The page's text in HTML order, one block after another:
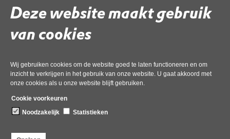
Deze website maakt gebruik
van cookies
Wij gebruiken cookies om de website goed te laten functioneren en om
inzicht te verkrijgen in het gebruik van onze website. U gaat akkoord met
onze cookies als u onze website blijft gebruiken.
Cookie voorkeuren
Noodzakelijk
Statistieken
Woo-verzoeken 2026
Woo-verzoeken 2025
Woo-verzoeken 2024
Woo-verzoeken 2023
Woo-verzoeken 2022